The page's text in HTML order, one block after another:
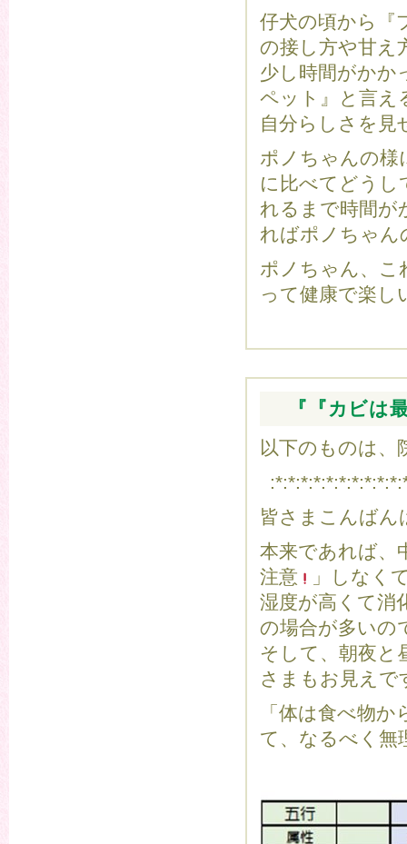
仔犬の頃から『
の接し方や甘え
少し時間がかか
ペット』と言え
自分らしさを
ポノちゃんの様
に比べてどうし
れるまで時間が
ればポノちゃん
ポノちゃん、こ
って健康で楽し
『『カビは
以下のものは、
皆さまこんばん
本来であれば、
注意
」しなく
湿度が高くて消
の場合が多いの
そして、朝夜と
さまもお見えで
「体は食べ物
て、なるべく無